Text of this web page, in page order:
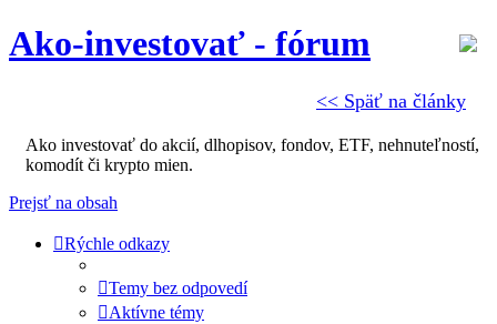
<< Späť na články
Ako-investovať - fórum
Ako investovať do akcií, dlhopisov, fondov, ETF, nehnuteľností,
komodít či krypto mien.
Prejsť na obsah
Rýchle odkazy
Temy bez odpovedí
Aktívne témy